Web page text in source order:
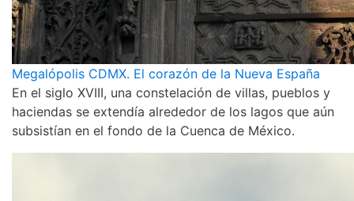
Megalópolis CDMX. El corazón de la Nueva España
En el siglo XVIII, una constelación de villas, pueblos y
haciendas se extendía alrededor de los lagos que aún
subsistían en el fondo de la Cuenca de México.